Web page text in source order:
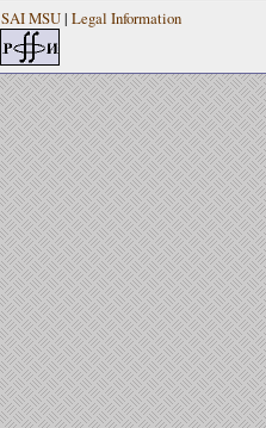
SAI MSU| Legal Information